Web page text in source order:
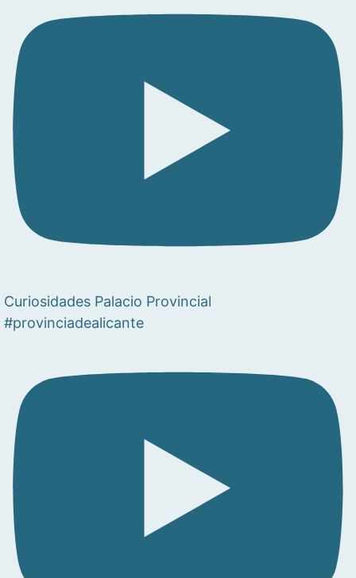
Curiosidades Palacio Provincial
#provinciadealicante